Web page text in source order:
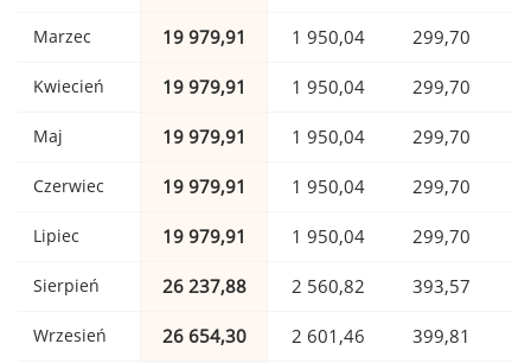
Marzec 19 979,91 1 950,04 299,70
Kwiecień 19 979,91 1 950,04 299,70
Maj 19 979,91 1 950,04 299,70
Czerwiec 19 979,91 1 950,04 299,70
Lipiec 19 979,91 1 950,04 299,70
Sierpień 26 237,88 2 560,82 393,57
Wrzesień 26 654,30 2 601,46 399,81